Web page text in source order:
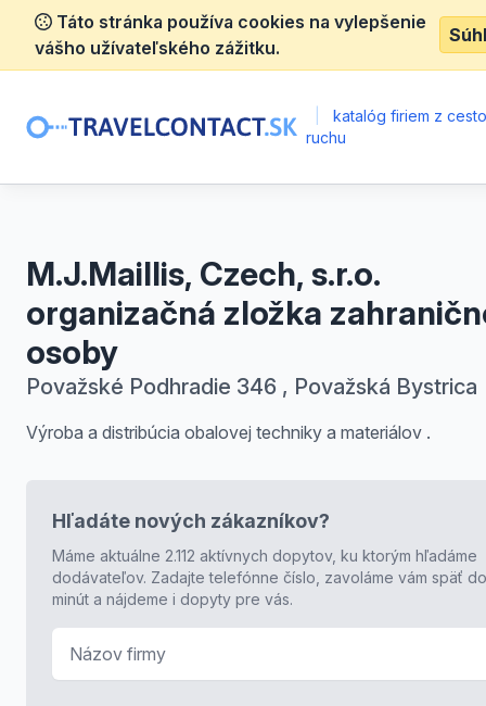
Táto stránka používa cookies na vylepšenie
vášho užívateľského zážitku.
katalóg firiem z
ruchu
M.J.Maillis, Czech, s.r.o.
organizačná zložka
osoby
Považské Podhradie 346 , Považská Bystrica
Výroba a distribúcia obalovej techniky a materiálov .
Hľadáte nových zákazníkov?
Máme aktuálne 2.112 aktívnych dopytov, ku ktorým hľadáme
dodávateľov. Zadajte telefónne číslo, zavoláme vám späť
minút a nájdeme i dopyty pre vás.